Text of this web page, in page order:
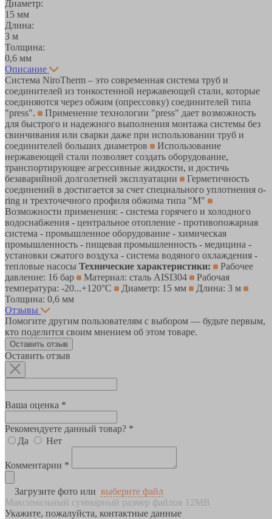
Диаметр:
15 мм
Длина:
3 м
Толщина:
0,6 мм
Описание
Система NiroTherm – это современная система труб и
соединителей из тонкостенной нержавеющей стали, которые
соединяются через обжим (опрессовку) соединителей типа
"press".
Применение технологии "press" дает возможность
для быстрого и надежного выполнения монтажа системы без
свинчивания или сварки даже при использовании труб и
соединителей больших диаметров
Использование
нержавеющей стали позволяет создать оборудование,
транспортирующее агрессивные жидкости, и достичь
безаварийной долголетней эксплуатации
Герметичность
соединений в достигается за счет специального уплотнения o-
ring и трехточечного профиля обжима типа "M"
Возможности применения: - система горячего и холодного
водоснабжения - центральное отопление - противопожарная
система - промышленное оборудование - химическая
промышленность - пищевая промышленность - медицина -
установки сжатого воздуха - система водяного охлаждения -
тепловые насосы Технические характеристики:
Рабочее
давление: 16 бар
Материал: сталь AISI304
Рабочая
температура: -20...+120°С
Диаметр: 15 мм
Длина: 3 м
Толщина: 0,6 мм
Отзывы
Помогите другим пользователям с выбором — будьте первым,
кто поделится своим мнением об этом товаре.
Оставить отзыв
Оставить отзыв
Ваша оценка *
Рекомендуете данный товар? *
Да
Нет
Комментарии *
Загрузите фото или выберите файл
Максимальный суммарный размер файлов 12MB
Укажите, пожалуйста, контактные данные